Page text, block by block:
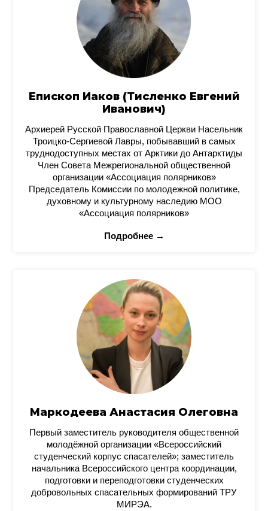
Епископ Иаков (Тисленко Евгений
Иванович)
Архиерей Русской Православной Церкви Насельник
Троицко-Сергиевой Лавры, побывавший в самых
труднодоступных местах от Арктики до Антарктиды
Член Совета Межрегиональной общественной
организации «Ассоциация полярников»
Председатель Комиссии по молодежной политике,
духовному и культурному наследию МОО
«Ассоциация полярников»
Подробнее →
Маркодеева Анастасия Олеговна
Первый заместитель руководителя общественной
молодёжной организации «Всероссийский
студенческий корпус спасателей»; заместитель
начальника Всероссийского центра координации,
подготовки и переподготовки студенческих
добровольных спасательных формирований ТРУ
МИРЭА.